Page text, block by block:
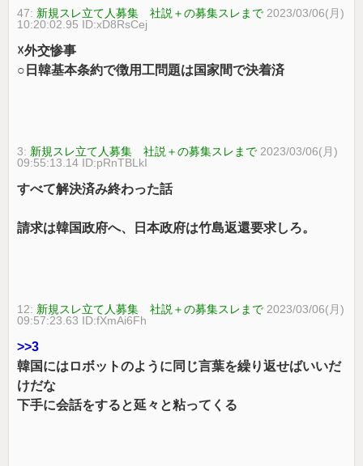
47: 新規スレ立て人募集 社説＋の募集スレまで 2023/03/06(月)
10:20:02.95 ID:xD8RsCej
☓外交惨事
○日韓基本条約で徴用工問題は国家間で決着済
3: 新規スレ立て人募集 社説＋の募集スレまで 2023/03/06(月)
09:55:13.14 ID:pRnTBLkI
すべて解決済み終わった話
請求は韓国政府へ、日本政府は竹島返還要求しろ。
12: 新規スレ立て人募集 社説＋の募集スレまで 2023/03/06(月)
09:57:23.63 ID:fXmAi6Fh
>>3
韓国にはロボットのように同じ言葉を繰り返せばいいだ
けだな
下手に会話をすると延々と粘ってくる